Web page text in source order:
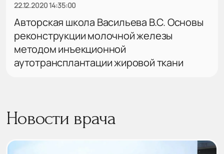
Авторская школа Васильева В.С. Основы
реконструкции молочной железы
методом инъекционной
аутотрансплантации жировой ткани
22.12.2020 14:35:00
Новости врача